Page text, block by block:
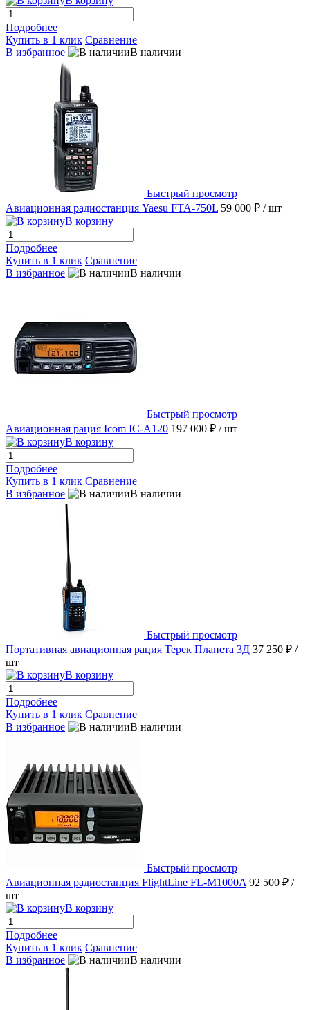
Подробнее
Купить в 1 клик Сравнение
В избранное
В наличии
Быстрый просмотр
Авиационная радиостанция Yaesu FTA-750L 59 000 ₽ / шт
В корзину
Подробнее
Купить в 1 клик Сравнение
В избранное
В наличии
Быстрый просмотр
Авиационная рация Icom IC-A120 197 000 ₽ / шт
В корзину
Подробнее
Купить в 1 клик Сравнение
В избранное
В наличии
Быстрый просмотр
Портативная авиационная рация Терек Планета 3Д 37 250 ₽ /
шт
В корзину
Подробнее
Купить в 1 клик Сравнение
В избранное
В наличии
Быстрый просмотр
Авиационная радиостанция FlightLine FL-M1000A 92 500 ₽ /
шт
В корзину
Подробнее
Купить в 1 клик Сравнение
В избранное
В наличии